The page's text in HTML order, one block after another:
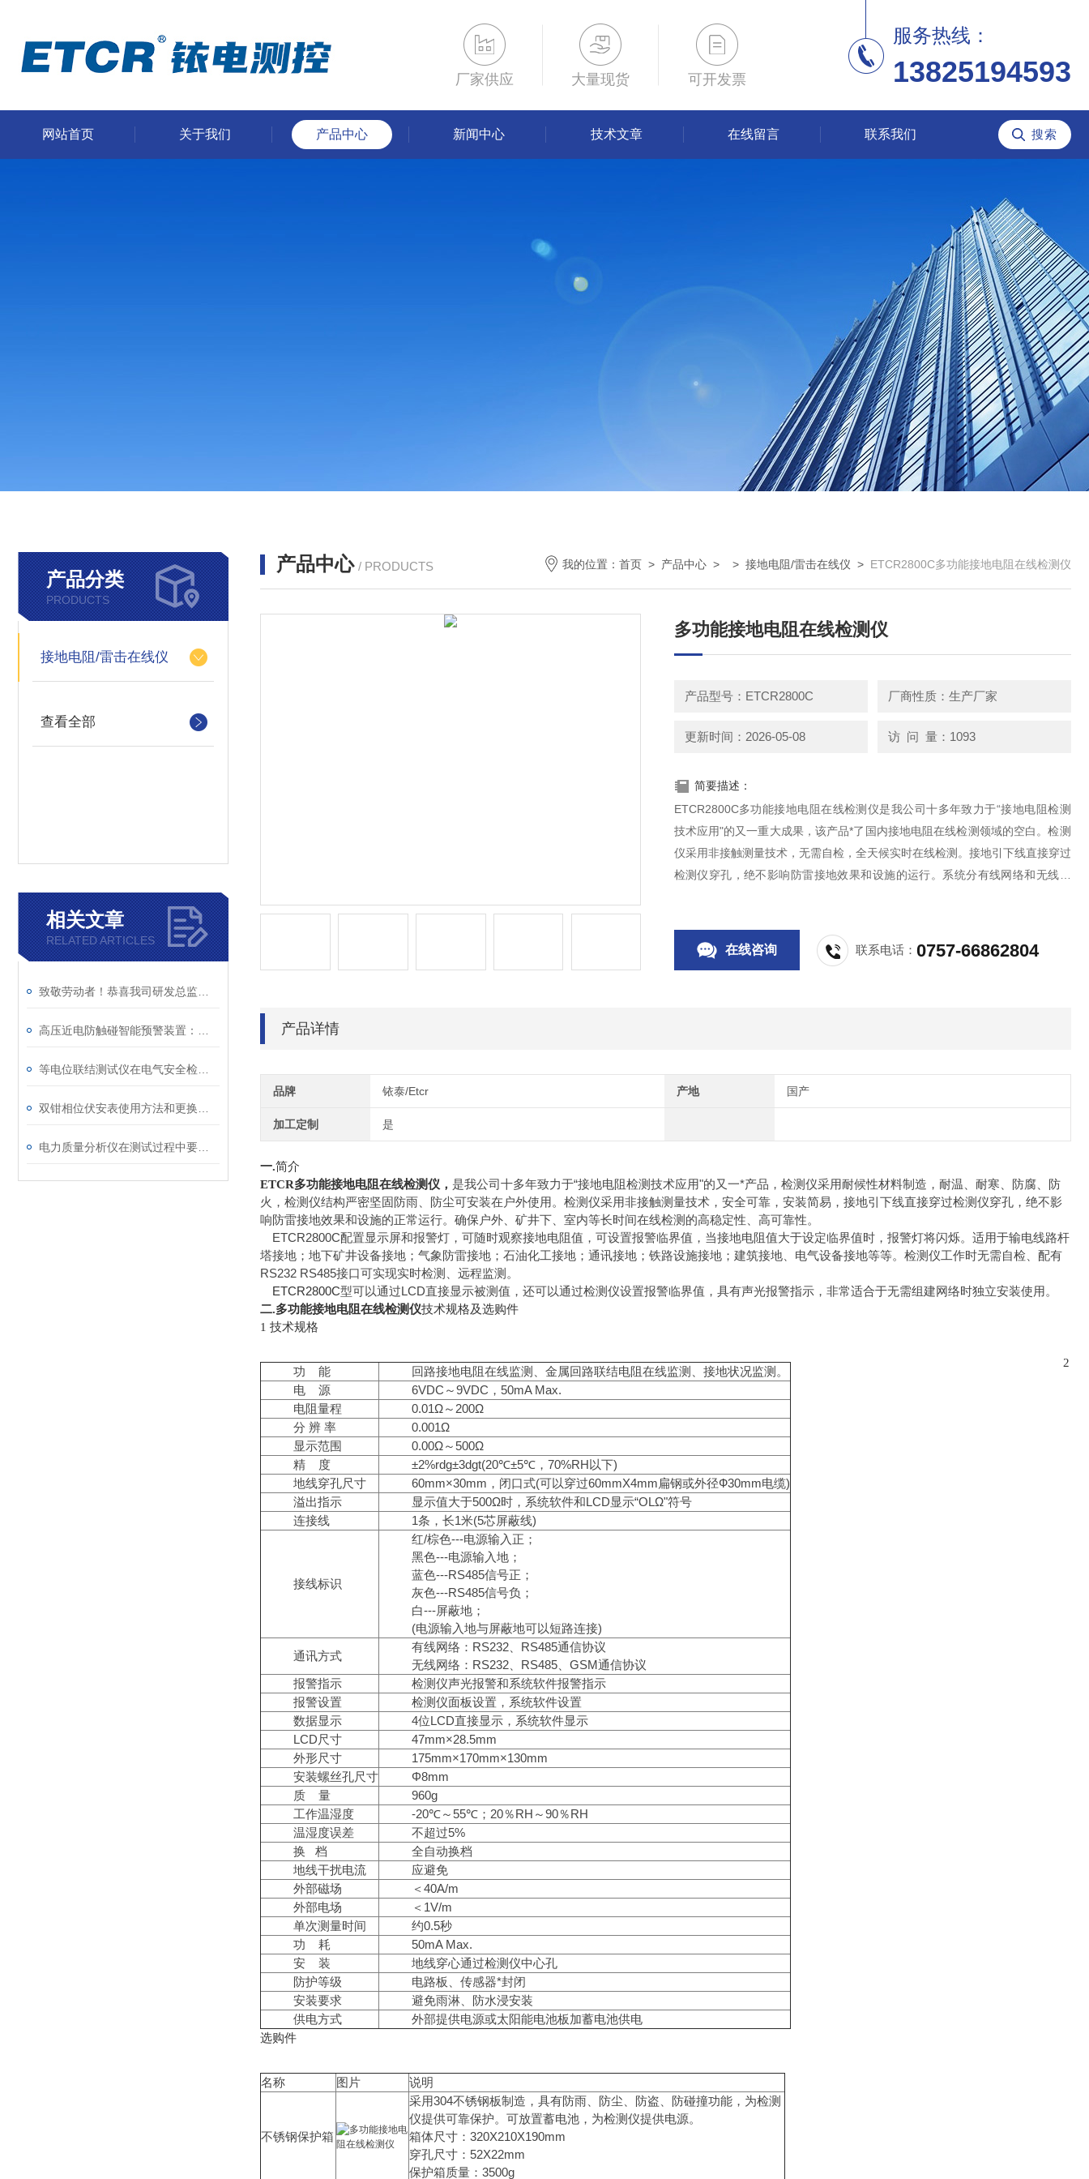
厂家供应 大量现货 可开发票
服务热线：
13825194593
网站首页 关于我们 产品中心 新闻中心 技术文章 在线留言 联系我们
产品分类
PRODUCTS
接地电阻/雷击在线仪
查看全部
相关文章
RELATED ARTICLES
产品中心 / PRODUCTS 我的位置： 首页 > 产品中心 > > 接地电阻/雷击在线仪 > ETCR2800C多功能接地电阻在线检测仪
多功能接地电阻在线检测仪
产品型号：ETCR2800C 厂商性质：生产厂家
更新时间：2026-05-08 访 问 量：1093
简要描述：
ETCR2800C多功能接地电阻在线检测仪是我公司十多年致力于“接地电阻检测
技术应用"的又一重大成果，该产品*了国内接地电阻在线检测领域的空白。检测
仪采用非接触测量技术，无需自检，全天候实时在线检测。接地引下线直接穿过
检测仪穿孔，绝不影响防雷接地效果和设施的运行。系统分有线网络和无线网
在线咨询 联系电话：0757-66862804
产品详情
品牌 铱泰/Etcr 产地 国产
加工定制 是
一.简介
ETCR多功能接地电阻在线检测仪， 是我公司十多年致力于“接地电阻检测技术应用"的又一*产品，检测仪采用耐候性材料制造，耐温、耐寒、防腐、防
火，检测仪结构严密坚固防雨、防尘可安装在户外使用。检测仪采用非接触测量技术，安全可靠，安装简易，接地引下线直接穿过检测仪穿孔，绝不影
响防雷接地效果和设施的正常运行。确保户外、矿井下、室内等长时间在线检测的高稳定性、高可靠性。
ETCR2800C配置显示屏和报警灯，可随时观察接地电阻值，可设置报警临界值，当接地电阻值大于设定临界值时，报警灯将闪烁。适用于输电线路杆
塔接地；地下矿井设备接地；气象防雷接地；石油化工接地；通讯接地；铁路设施接地；建筑接地、电气设备接地等等。检测仪工作时无需自检、配有
RS232 RS485接口可实现实时检测、远程监测。
ETCR2800C型可以通过LCD直接显示被测值，还可以通过检测仪设置报警临界值，具有声光报警指示，非常适合于无需组建网络时独立安装使用。
二.多功能接地电阻在线检测仪技术规格及选购件
1 技术规格
功 能
回路接地电阻在线监测、金属回路联结电阻在线监测、接地状况监测。
电 源
6VDC～9VDC，50mA Max.
电阻量程
0.01Ω～200Ω
分 辨 率
0.001Ω
显示范围
0.00Ω～500Ω
精 度
±2%rdg±3dgt(20℃±5℃，70%RH以下)
地线穿孔尺寸
60mm×30mm，闭口式(可以穿过60mmX4mm扁钢或外径Ф30mm电缆)
溢出指示
显示值大于500Ω时，系统软件和LCD显示“OLΩ"符号
连接线
1条，长1米(5芯屏蔽线)
接线标识
红/棕色---电源输入正；
黑色---电源输入地；
蓝色---RS485信号正；
灰色---RS485信号负；
白---屏蔽地；
(电源输入地与屏蔽地可以短路连接)
通讯方式
有线网络：RS232、RS485通信协议
无线网络：RS232、RS485、GSM通信协议
报警指示
检测仪声光报警和系统软件报警指示
报警设置
检测仪面板设置，系统软件设置
数据显示
4位LCD直接显示，系统软件显示
LCD尺寸
47mm×28.5mm
外形尺寸
175mm×170mm×130mm
安装螺丝孔尺寸
Φ8mm
质 量
960g
工作温湿度
-20℃～55℃；20％RH～90％RH
温湿度误差
不超过5%
换 档
全自动换档
地线干扰电流
应避免
外部磁场
＜40A/m
外部电场
＜1V/m
单次测量时间
约0.5秒
功 耗
50mA Max.
安 装
地线穿心通过检测仪中心孔
防护等级
电路板、传感器*封闭
安装要求
避免雨淋、防水浸安装
供电方式
外部提供电源或太阳能电池板加蓄电池供电
2
选购件
名称 图片 说明
不锈钢保护箱
采用304不锈钢板制造，具有防雨、防尘、防盗、防碰撞功能，为检测
仪提供可靠保护。可放置蓄电池，为检测仪提供电源。
箱体尺寸：320X210X190mm
穿孔尺寸：52X22mm
保护箱质量：3500g